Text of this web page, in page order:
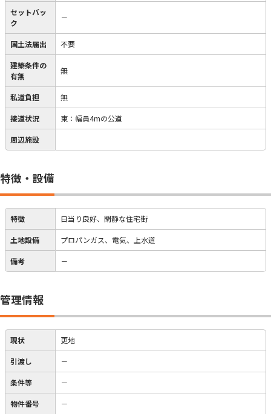
セットバッ
ク
－
国土法届出 不要
建築条件の
有無
無
私道負担 無
接道状況 東：幅員4mの公道
周辺施設
特徴・設備
特徴 日当り良好、閑静な住宅街
土地設備 プロパンガス、電気、上水道
備考 －
管理情報
現状 更地
引渡し －
条件等 －
物件番号 －